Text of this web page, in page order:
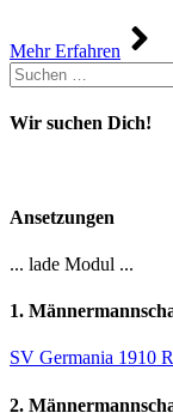
Mehr Erfahren
Suchen
nach:
Wir suchen Dich!
Ansetzungen
... lade Modul ...
1.
SV Germania 1910
2.